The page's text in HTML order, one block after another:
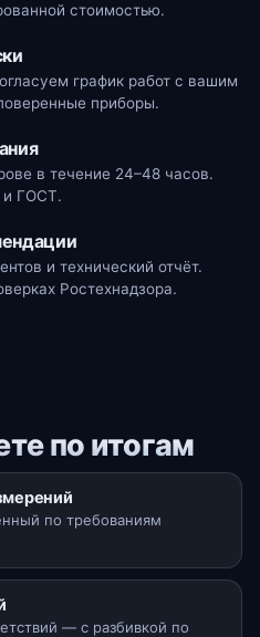
стоимостью.
график работ с вашим
приборы.
в течение 24–48 часов.
и ГОСТ.
и технический отчёт.
Ростехнадзора.
по итогам
по требованиям
— с разбивкой по